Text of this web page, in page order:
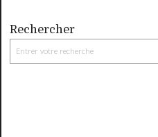
Rechercher